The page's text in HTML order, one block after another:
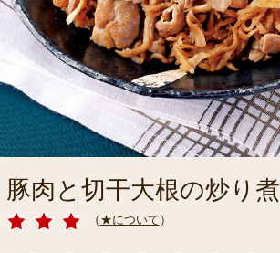
豚肉と切干大根の炒り煮
（ ★について ）